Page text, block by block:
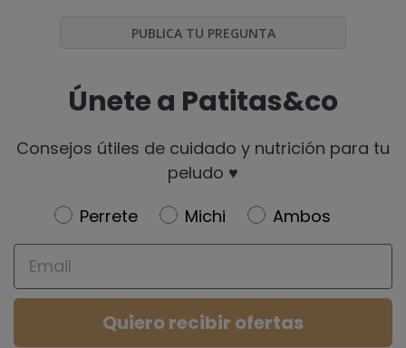
PUBLICA TU PREGUNTA
Únete a Patitas&co
Consejos útiles de cuidado y nutrición para tu
peludo ♥️
Newsletter
Perrete Michi
Ambos
Email
Quiero recibir ofertas